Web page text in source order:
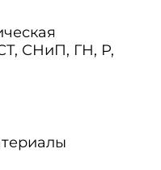
При использовании этих
определенных
стандарт ИСО 9000-1
СНиП, ГН, Р,